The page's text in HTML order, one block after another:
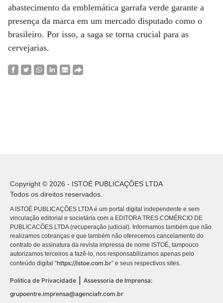
abastecimento da emblemática garrafa verde garante a
presença da marca em um mercado disputado como o
brasileiro. Por isso, a saga se torna crucial para as
cervejarias.
Copyright © 2026 - ISTOÉ PUBLICAÇÕES LTDA
Todos os direitos reservados.
A ISTOÉ PUBLICAÇÕES LTDA é um portal digital independente e sem
vinculação editorial e societária com a EDITORA TRES COMÉRCIO DE
PUBLICACÕES LTDA (recuperação judicial). Informamos também que não
realizamos cobranças e que também não oferecemos cancelamento do
contrato de assinatura da revista impressa de nome ISTOÉ, tampouco
autorizamos terceiros a fazê-lo, nos responsabilizamos apenas pelo
conteúdo digital “https://istoe.com.br” e seus respectivos sites.
Política de Privacidade
Assessoria de Imprensa:
grupoentre.imprensa@agenciafr.com.br